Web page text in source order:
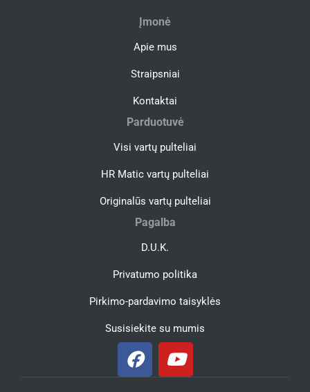
Įmonė
Apie mus
Straipsniai
Kontaktai
Parduotuvė
Visi vartų pulteliai
HR Matic vartų pulteliai
Originalūs vartų pulteliai
Pagalba
D.U.K.
Privatumo politika
Pirkimo-pardavimo taisyklės
Susisiekite su mumis